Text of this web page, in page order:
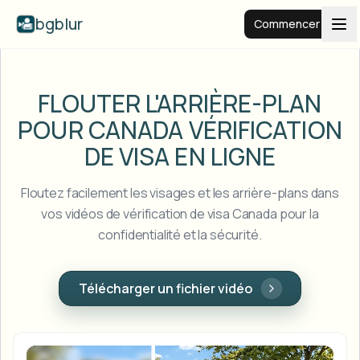
bgblur Commencer
Tarifs
Exemples
Voir tous les exemples
Flouter le visage
Flouter la plaque
Fonctionnalités
View all features
Browse every blur tool in one place
Entreprise
Écoles et éducation
FLOUTER L'ARRIÈRE-PLAN
POUR CANADAVÉRIFICATION
DE VISA EN LIGNE
Floutez facilement les visages et les arrière-plans dans
vos vidéos de vérification de visa Canada pour la
confidentialité et la sécurité.
Télécharger un fichier vidéo